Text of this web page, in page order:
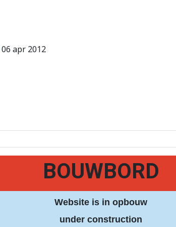
BOUWBORD
Website is in opbouw
under construction
06 apr 2012